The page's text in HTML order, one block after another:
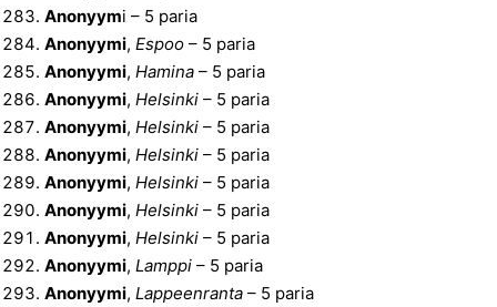
Anonyymi – 5 paria
Anonyymi, Espoo – 5 paria
Anonyymi, Hamina – 5 paria
Anonyymi, Helsinki – 5 paria
Anonyymi, Helsinki – 5 paria
Anonyymi, Helsinki – 5 paria
Anonyymi, Helsinki – 5 paria
Anonyymi, Helsinki – 5 paria
Anonyymi, Helsinki – 5 paria
Anonyymi, Lamppi – 5 paria
Anonyymi, Lappeenranta – 5 paria